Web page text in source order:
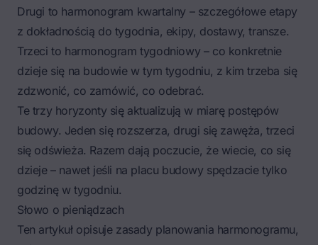
Drugi to harmonogram kwartalny – szczegółowe etapy
z dokładnością do tygodnia, ekipy, dostawy, transze.
Trzeci to harmonogram tygodniowy – co konkretnie
dzieje się na budowie w tym tygodniu, z kim trzeba się
zdzwonić, co zamówić, co odebrać.
Te trzy horyzonty się aktualizują w miarę postępów
budowy. Jeden się rozszerza, drugi się zawęża, trzeci
się odświeża. Razem dają poczucie, że wiecie, co się
dzieje – nawet jeśli na placu budowy spędzacie tylko
godzinę w tygodniu.
Słowo o pieniądzach
Ten artykuł opisuje zasady planowania harmonogramu,